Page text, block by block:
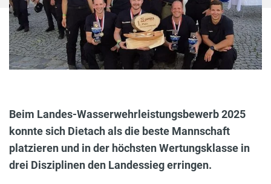
Beim Landes-Wasserwehrleistungsbewerb 2025
konnte sich Dietach als die beste Mannschaft
platzieren und in der höchsten Wertungsklasse in
drei Disziplinen den Landessieg erringen.